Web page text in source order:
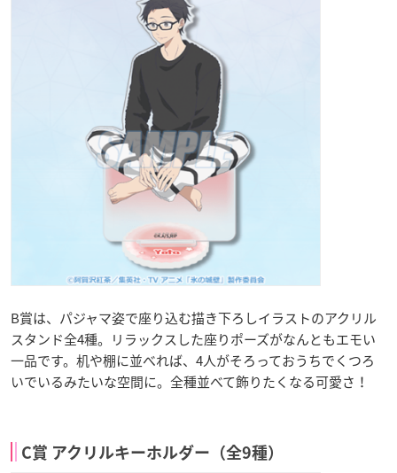
B賞は、パジャマ姿で座り込む描き下ろしイラストのアクリル
スタンド全4種。リラックスした座りポーズがなんともエモい
一品です。机や棚に並べれば、4人がそろっておうちでくつろ
いでいるみたいな空間に。全種並べて飾りたくなる可愛さ！
C賞 アクリルキーホルダー（全9種）